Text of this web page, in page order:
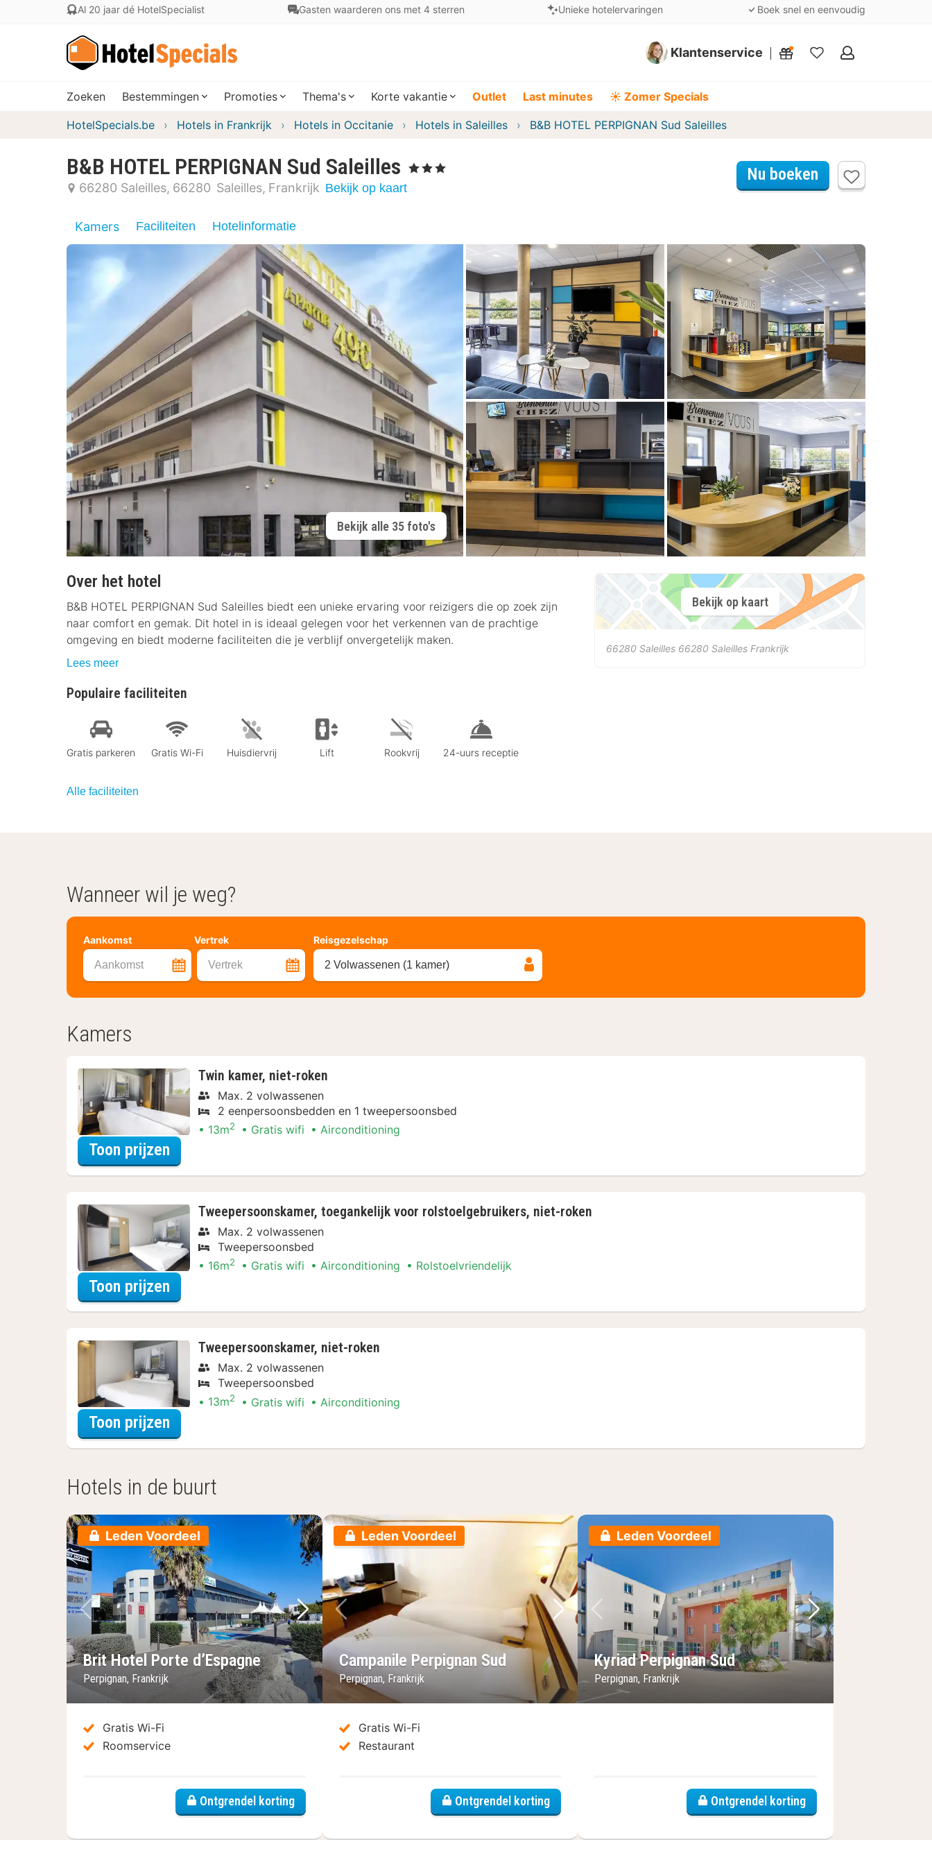
Al 20 jaar dé HotelSpecialist Gasten waarderen ons met 4 sterren Unieke hotelervaringen Boek snel en eenvoudig
Klantenservice
Mijn
Zoeken Bestemmingen Promoties Thema's Korte vakantie Outlet Last minutes ☀️ Zomer Specials
HotelSpecials.be Hotels in Frankrijk Hotels in Occitanie Hotels in Saleilles B&B HOTEL PERPIGNAN Sud Saleilles
B&B HOTEL PERPIGNAN Sud Saleilles , 3 Sterren
66280 Saleilles 66280 Saleilles Frankrijk Bekijk op kaart
Nu boeken
Kamers Faciliteiten Hotelinformatie
Bekijk alle 35 foto's
Over het hotel
B&B HOTEL PERPIGNAN Sud Saleilles biedt een unieke ervaring voor reizigers die op zoek zijn
naar comfort en gemak. Dit hotel in is ideaal gelegen voor het verkennen van de prachtige
omgeving en biedt moderne faciliteiten die je verblijf onvergetelijk maken.
Lees meer
Populaire faciliteiten
Gratis parkeren Gratis Wi-Fi Huisdiervrij Lift Rookvrij 24-uurs receptie
Alle faciliteiten
Bekijk op kaart
66280 Saleilles 66280 Saleilles Frankrijk
Wanneer wil je weg?
Aankomst Vertrek
Aankomst Vertrek
Reisgezelschap
2 Volwassenen (1 kamer)
Kamers
Twin kamer, niet-roken
Max. 2 volwassenen
2 eenpersoonsbedden en 1 tweepersoonsbed
13m2 Gratis wifi Airconditioning
Toon prijzen
Tweepersoonskamer, toegankelijk voor rolstoelgebruikers, niet-roken
Max. 2 volwassenen
Tweepersoonsbed
16m2 Gratis wifi Airconditioning Rolstoelvriendelijk
Toon prijzen
Tweepersoonskamer, niet-roken
Max. 2 volwassenen
Tweepersoonsbed
13m2 Gratis wifi Airconditioning
Toon prijzen
Hotels in de buurt
Leden Voordeel
Vorige foto
Volgende foto
Brit Hotel Porte d’Espagne
Perpignan, Frankrijk
Gratis Wi-Fi
Roomservice
Ontgrendel korting
Leden Voordeel
Vorige foto
Volgende foto
Campanile Perpignan Sud
Perpignan, Frankrijk
Gratis Wi-Fi
Restaurant
Ontgrendel korting
Leden Voordeel
Vorige foto
Volgende foto
Kyriad Perpignan Sud
Perpignan, Frankrijk
Ontgrendel korting